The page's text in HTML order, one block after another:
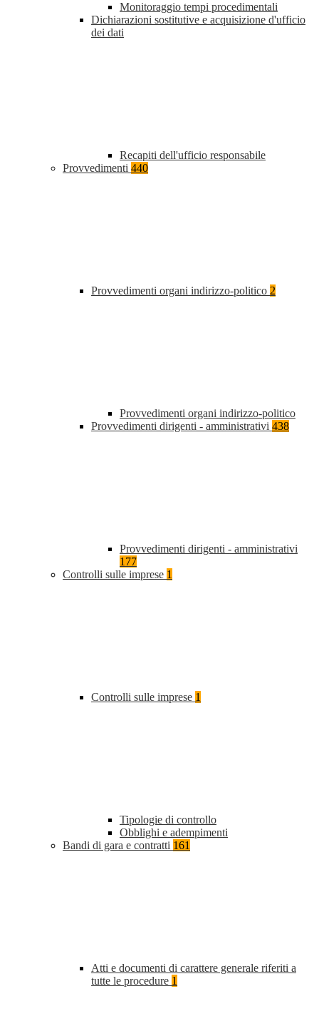
Monitoraggio tempi procedimentali
Dichiarazioni sostitutive e acquisizione d'ufficio
dei dati
Recapiti dell'ufficio responsabile
Provvedimenti 440
Provvedimenti organi indirizzo-politico 2
Provvedimenti organi indirizzo-politico
Provvedimenti dirigenti - amministrativi 438
Provvedimenti dirigenti - amministrativi
177
Controlli sulle imprese 1
Controlli sulle imprese 1
Tipologie di controllo
Obblighi e adempimenti
Bandi di gara e contratti 161
Atti e documenti di carattere generale riferiti a
tutte le procedure 1